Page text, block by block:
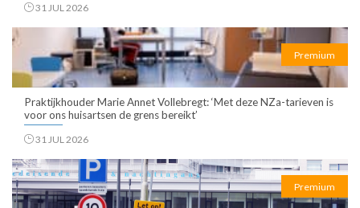
31 JUL 2026
Premium
Praktijkhouder Marie Annet Vollebregt: ‘Met deze NZa-tarieven is
voor ons huisartsen de grens bereikt’
31 JUL 2026
Premium